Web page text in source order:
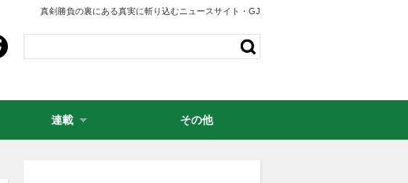
真剣勝負の裏にある真実に斬り込むニュースサイト・GJ
連載 その他